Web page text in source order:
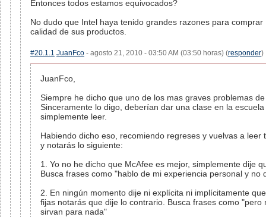
Entonces todos estamos equivocados?
No dudo que Intel haya tenido grandes razones para
calidad de sus productos.
#20.1.1 JuanFco - agosto 21, 2010 - 03:50 AM (03:50 horas) (responder)
JuanFco,
Siempre he dicho que uno de los mas graves problemas
Sinceramente lo digo, deberían dar una clase en la
simplemente leer.
Habiendo dicho eso, recomiendo regreses y vuelvas a
y notarás lo siguiente:
1. Yo no he dicho que McAfee es mejor, simplemente dije
Busca frases como "hablo de mi experiencia personal y
2. En ningún momento dije ni explícita ni implícitamente
fijas notarás que dije lo contrario. Busca frases como
sirvan para nada"